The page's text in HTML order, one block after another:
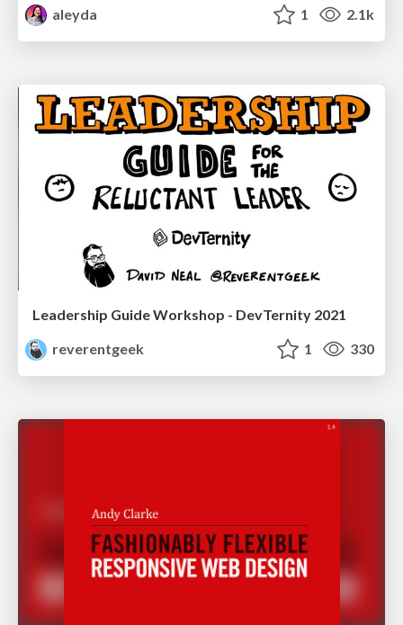
aleyda
1 2.1k
Leadership Guide Workshop - DevTernity 2021
reverentgeek
1 330